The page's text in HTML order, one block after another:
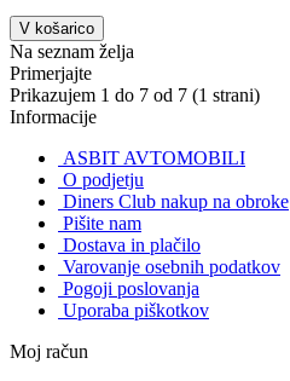
V košarico
Na seznam želja
Primerjajte
Prikazujem 1 do 7 od 7 (1 strani)
Informacije
ASBIT AVTOMOBILI
O podjetju
Diners Club nakup na obroke
Pišite nam
Dostava in plačilo
Varovanje osebnih podatkov
Pogoji poslovanja
Uporaba piškotkov
Moj račun